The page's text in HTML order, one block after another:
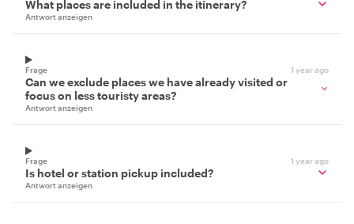
What places are included in the itinerary?
Antwort anzeigen
Frage 1 year ago
Can we exclude places we have already visited or
focus on less touristy areas?
Antwort anzeigen
Frage 1 year ago
Is hotel or station pickup included?
Antwort anzeigen